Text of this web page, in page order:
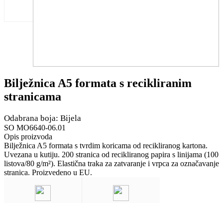
Bilježnica A5 formata s recikliranim
stranicama
Odabrana boja: Bijela
SO MO6640-06.01
Opis proizvoda
Bilježnica A5 formata s tvrdim koricama od recikliranog kartona.
Uvezana u kutiju. 200 stranica od recikliranog papira s linijama (100
listova/80 g/m²). Elastična traka za zatvaranje i vrpca za označavanje
stranica. Proizvedeno u EU.